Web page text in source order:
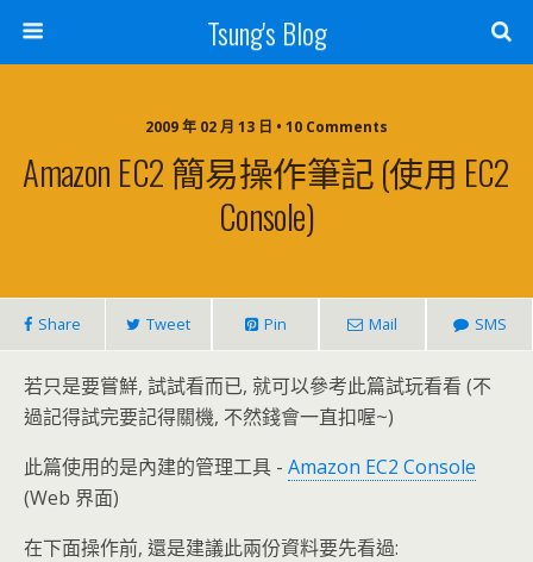
Tsung's Blog
2009 年 02 月 13 日 • 10 Comments
Amazon EC2 簡易操作筆記 (使用 EC2
Console)
Share Tweet Pin Mail SMS
若只是要嘗鮮, 試試看而已, 就可以參考此篇試玩看看 (不
過記得試完要記得關機, 不然錢會一直扣喔~)
此篇使用的是內建的管理工具 - Amazon EC2 Console
(Web 界面)
在下面操作前, 還是建議此兩份資料要先看過: